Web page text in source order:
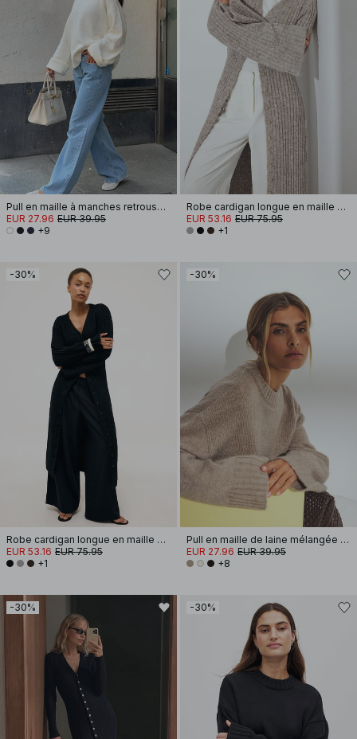
Pull en maille à manches retroussées
EUR 27.96 EUR 39.95
+9
Robe cardigan longue en maille de laine mélangée
EUR 53.16 EUR 75.95
+1
-30%
Robe cardigan longue en maille de laine mélangée
EUR 53.16 EUR 75.95
+1
-30%
Pull en maille de laine mélangée à encolure ronde
EUR 27.96 EUR 39.95
+8
-30% -30%